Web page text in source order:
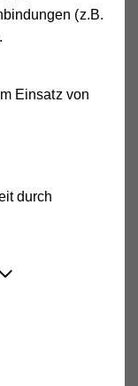
kann an
(z.B.
Einsatz von
durch
und
den